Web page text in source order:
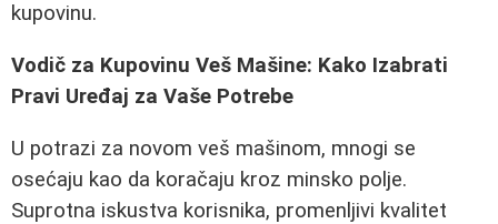
kupovinu.
Vodič za Kupovinu Veš Mašine: Kako Izabrati
Pravi Uređaj za Vaše Potrebe
U potrazi za novom veš mašinom, mnogi se
osećaju kao da koračaju kroz minsko polje.
Suprotna iskustva korisnika, promenljivi kvalitet